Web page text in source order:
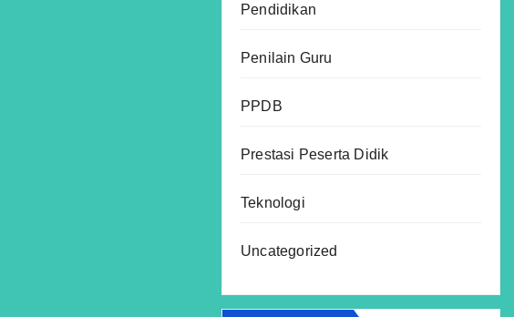
Pendidikan
Penilain Guru
PPDB
Prestasi Peserta Didik
Teknologi
Uncategorized